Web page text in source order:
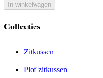
In winkelwagen
Collecties
Zitkussen
Plof zitkussen